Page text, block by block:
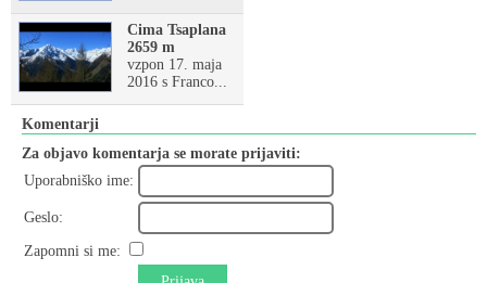
Cima Tsaplana
2659 m
vzpon 17. maja
2016 s Franco...
Komentarji
Za objavo komentarja se morate prijaviti:
Uporabniško ime:
Geslo:
Zapomni si me: